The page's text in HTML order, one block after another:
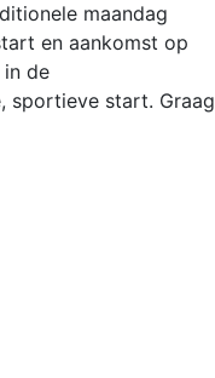
maandag
en aankomst op
in de
sportieve start. Graag